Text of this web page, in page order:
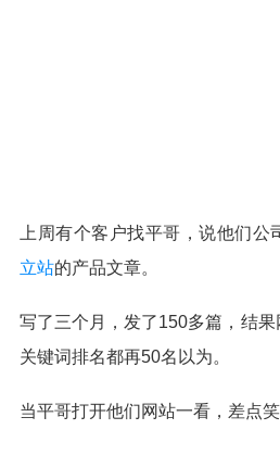
上周有个客户找平哥，说他们
立站的产品文章。
写了三个月，发了150多篇，结果
关键词排名都再50名以为。
当平哥打开他们网站一看，差点笑